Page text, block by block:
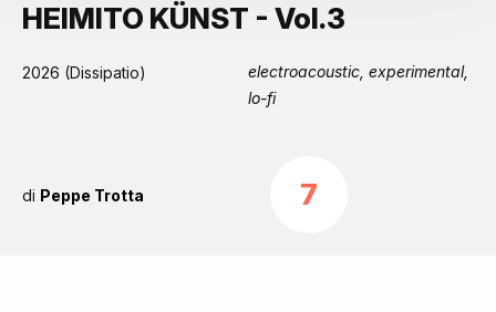
HEIMITO KÜNST - Vol.3
2026 (Dissipatio)
electroacoustic, experimental,
lo-fi
di Peppe Trotta 7